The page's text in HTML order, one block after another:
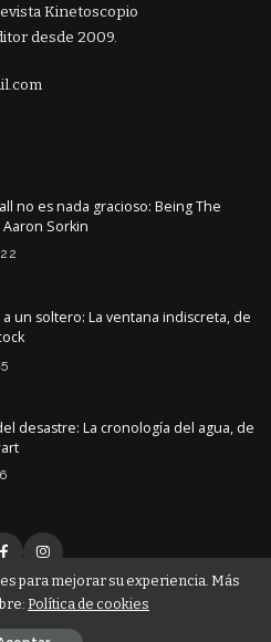
Kinetoscopio
desde 2009.
no es nada gracioso: Being The
Sorkin
un soltero: La ventana indiscreta, de
desastre: La cronología del agua, de
para mejorar su experiencia. Más
Política de cookies